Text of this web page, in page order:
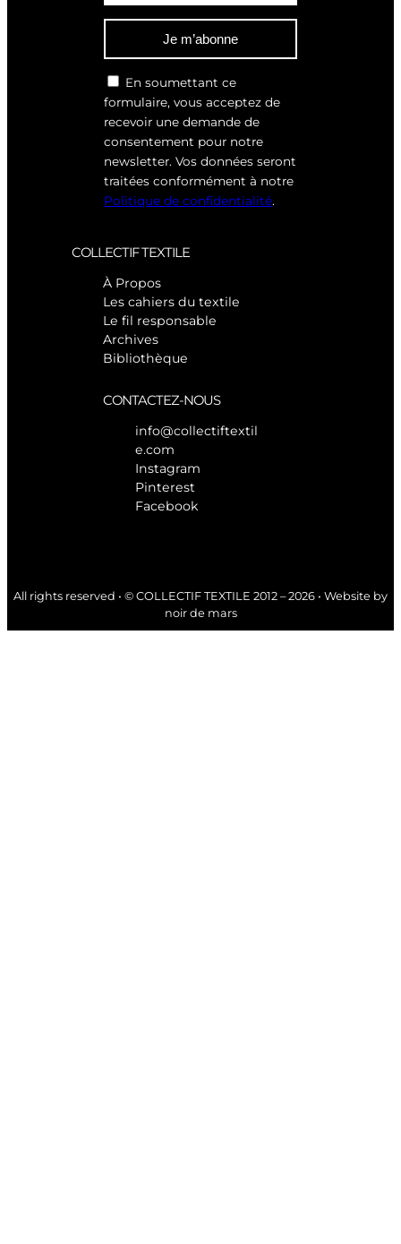
Je m’abonne
En soumettant ce
formulaire, vous acceptez de
recevoir une demande de
consentement pour notre
newsletter. Vos données seront
traitées conformément à notre
Politique de confidentialité.
COLLECTIF TEXTILE
À Propos
Les cahiers du textile
Le fil responsable
Archives
Bibliothèque
CONTACTEZ-NOUS
info@collectiftextil
e.com
Instagram
Pinterest
Facebook
All rights reserved • © COLLECTIF TEXTILE 2012 – 2026 • Website by
noir de mars